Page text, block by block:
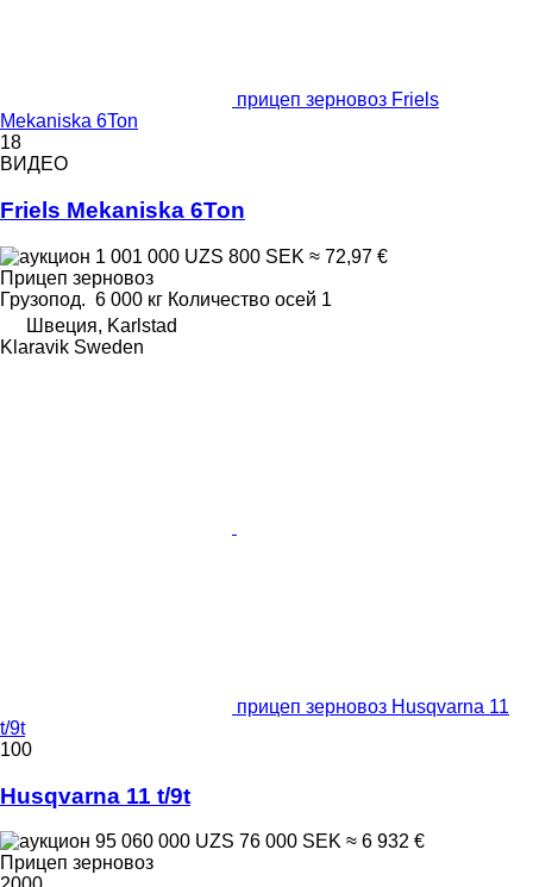
прицеп зерновоз Friels
Mekaniska 6Ton
18
ВИДЕО
Friels Mekaniska 6Ton
1 001 000 UZS 800 SEK ≈ 72,97 €
Прицеп зерновоз
Грузопод. 6 000 кг Количество осей 1
Швеция, Karlstad
Klaravik Sweden
прицеп зерновоз Husqvarna 11
t/9t
100
Husqvarna 11 t/9t
95 060 000 UZS 76 000 SEK ≈ 6 932 €
Прицеп зерновоз